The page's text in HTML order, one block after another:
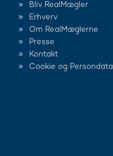
Bliv RealMægler
Erhverv
Om RealMæglerne
Presse
Kontakt
Cookie og